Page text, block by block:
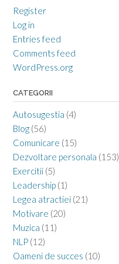
Register
Log in
Entries feed
Comments feed
WordPress.org
CATEGORII
Autosugestia (4)
Blog (56)
Comunicare (15)
Dezvoltare personala (153)
Exercitii (5)
Leadership (1)
Legea atractiei (21)
Motivare (20)
Muzica (11)
NLP (12)
Oameni de succes (10)